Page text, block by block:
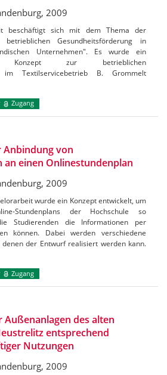
2009
beschäftigt sich mit dem Thema der
Gesundheitsförderung in
Unternehmen". Es wurde ein
Konzept zur betrieblichen
im Textilservicebetrieb B. Grommelt
Zugang
Anbindung von
einen Onlinestundenplan
2009
wurde ein Konzept entwickelt, um
Stundenplans der Hochschule so
Studierenden die Informationen per
können. Dabei werden verschiedene
der Entwurf realisiert werden kann.
Zugang
Außenanlagen des alten
entsprechend
Nutzungen
2009